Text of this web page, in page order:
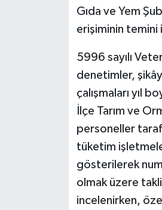
Gıda ve Yem
erişiminin temini
5996 sayılı
denetimler,
çalışmaları yıl
İlçe Tarım ve
personeller
tüketim
gösterilerek
olmak üzere
incelenirken,